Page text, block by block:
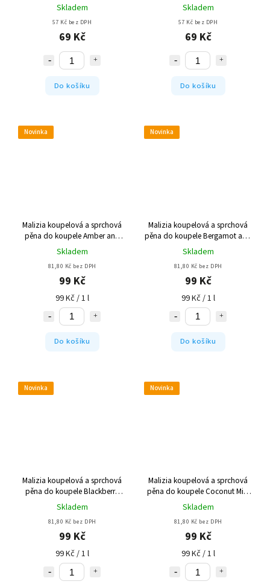
Skladem
57 Kč bez DPH
69 Kč
Do košíku
pro děti 165g
Skladem
57 Kč bez DPH
69 Kč
Do košíku
Novinka
Malizia koupelová a sprchová
pěna do koupele Amber and
Orchid 1000 ml
Skladem
81,80 Kč bez DPH
99 Kč
99 Kč / 1 l
Do košíku
Novinka
Malizia koupelová a sprchová
pěna do koupele Bergamot and
Sage 1000 ml
Skladem
81,80 Kč bez DPH
99 Kč
99 Kč / 1 l
Do košíku
Novinka
Malizia koupelová a sprchová
pěna do koupele Blackberry
and Musk 1000 ml
Skladem
81,80 Kč bez DPH
99 Kč
99 Kč / 1 l
Novinka
Malizia koupelová a sprchová
pěna do koupele Coconut Milk
1000 ml
Skladem
81,80 Kč bez DPH
99 Kč
99 Kč / 1 l